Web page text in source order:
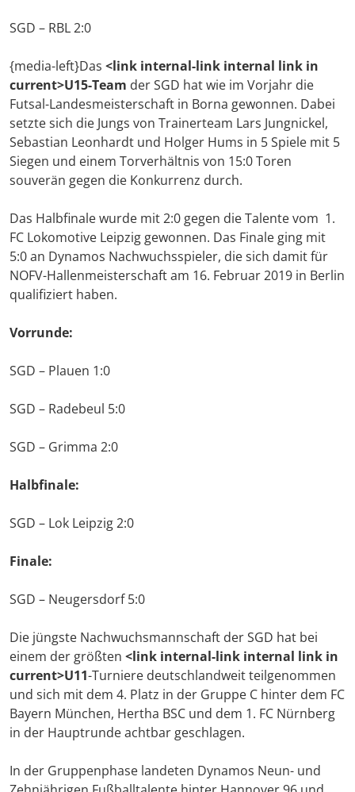
SGD – RBL 2:0
{media-left}Das <link internal-link internal link in
current>U15-Team der SGD hat wie im Vorjahr die
Futsal-Landesmeisterschaft in Borna gewonnen. Dabei
setzte sich die Jungs von Trainerteam Lars Jungnickel,
Sebastian Leonhardt und Holger Hums in 5 Spiele mit 5
Siegen und einem Torverhältnis von 15:0 Toren
souverän gegen die Konkurrenz durch.
Das Halbfinale wurde mit 2:0 gegen die Talente vom 1.
FC Lokomotive Leipzig gewonnen. Das Finale ging mit
5:0 an Dynamos Nachwuchsspieler, die sich damit für
NOFV-Hallenmeisterschaft am 16. Februar 2019 in Berlin
qualifiziert haben.
Vorrunde:
SGD – Plauen 1:0
SGD – Radebeul 5:0
SGD – Grimma 2:0
Halbfinale:
SGD – Lok Leipzig 2:0
Finale:
SGD – Neugersdorf 5:0
Die jüngste Nachwuchsmannschaft der SGD hat bei
einem der größten <link internal-link internal link in
current>U11-Turniere deutschlandweit teilgenommen
und sich mit dem 4. Platz in der Gruppe C hinter dem FC
Bayern München, Hertha BSC und dem 1. FC Nürnberg
in der Hauptrunde achtbar geschlagen.
In der Gruppenphase landeten Dynamos Neun- und